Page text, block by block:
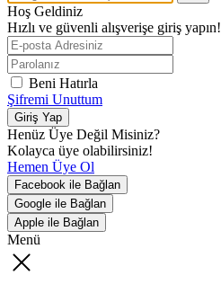
Hoş Geldiniz
Hızlı ve güvenli alışverişe giriş yapın!
Beni Hatırla
Şifremi Unuttum
Giriş Yap
Henüz Üye Değil Misiniz?
Kolayca üye olabilirsiniz!
Hemen Üye Ol
Facebook ile Bağlan
Google ile Bağlan
Apple ile Bağlan
Menü